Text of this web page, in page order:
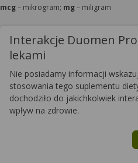
mcg– mikrogram; mg– miligram
Interakcje Duomen
lekami
Nie posiadamy informacji
stosowania tego suplementu
dochodziło do jakichkolwiek
wpływ na zdrowie.